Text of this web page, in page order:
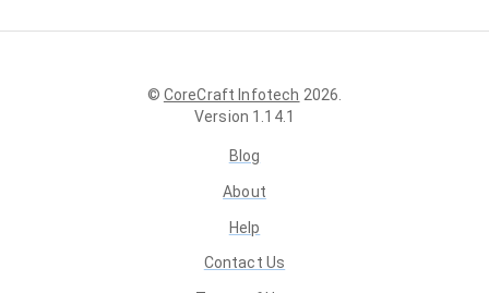
© CoreCraft Infotech 2026
Version 1.14.1
Blog
About
Help
Contact Us